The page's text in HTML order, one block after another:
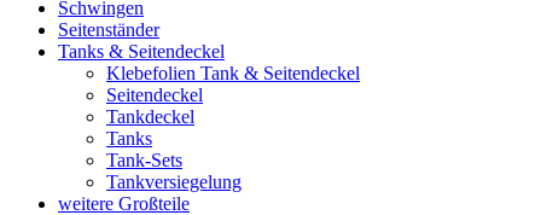
Schwingen
Seitenständer
Tanks & Seitendeckel
Klebefolien Tank & Seitendeckel
Seitendeckel
Tankdeckel
Tanks
Tank-Sets
Tankversiegelung
weitere Großteile